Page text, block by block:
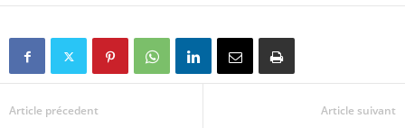
Article précedent Article suivant